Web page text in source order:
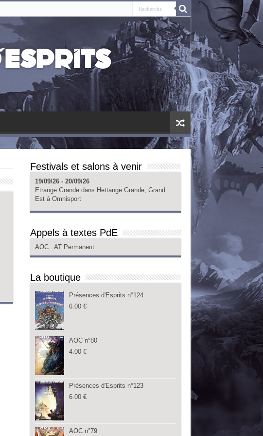
Festivals et salons à venir
19/09/26 - 20/09/26
Etrange Grande dans Hettange Grande, Grand
Est à Omnisport
Appels à textes PdE
AOC : AT Permanent
La boutique
Présences d'Esprits n°124
6.00 €
AOC n°80
4.00 €
Présences d'Esprits n°123
6.00 €
AOC n°79